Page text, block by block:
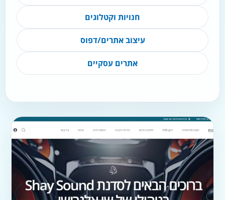
חנויות וקטלוגים
עיצוב אתרים/דפוס
אתרים עסקיים